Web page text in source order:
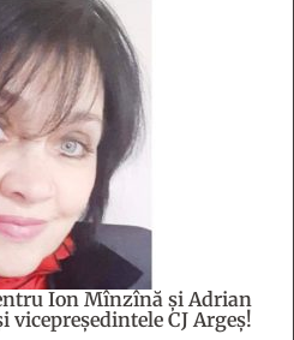
Ion Mînzînă şi Adrian
vicepreşedintele CJ Argeş!